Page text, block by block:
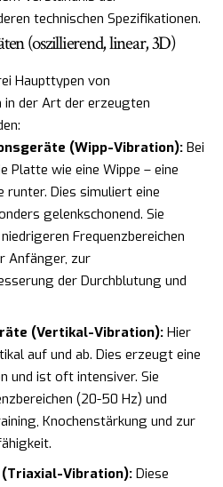
technischen Spezifikationen.
(oszillierend, linear, 3D)
Haupttypen von
in der Art der erzeugten
(Wipp-Vibration): Bei
Platte wie eine Wippe – eine
runter. Dies simuliert eine
gelenkschonend. Sie
Frequenzbereichen
Anfänger, zur
der Durchblutung und
(Vertikal-Vibration): Hier
auf und ab. Dies erzeugt eine
und ist oft intensiver. Sie
(20-50 Hz) und
Knochenstärkung und zur
Vibration): Diese